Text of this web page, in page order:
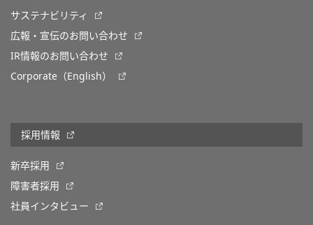
サステナビリティ
広報・宣伝のお問い合わせ
IR情報のお問い合わせ
Corporate（English）
採用情報
新卒採用
障害者採用
社員インタビュー